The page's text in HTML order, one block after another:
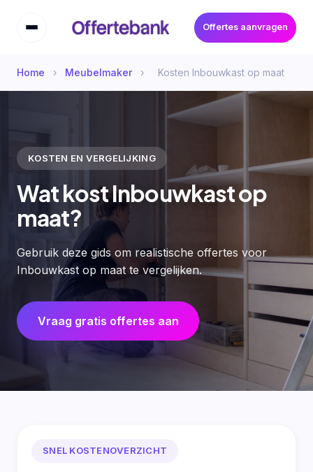
Offertes aanvragen
Home › Meubelmaker › Kosten Inbouwkast op maat
KOSTEN EN VERGELIJKING
Wat kost Inbouwkast op
maat?
Gebruik deze gids om realistische offertes voor
Inbouwkast op maat te vergelijken.
Vraag gratis offertes aan
SNEL KOSTENOVERZICHT